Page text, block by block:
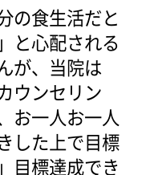
の食生活だと
と心配される
が、当院は
ウンセリン
お一人お一人
した上で目標
目標達成でき